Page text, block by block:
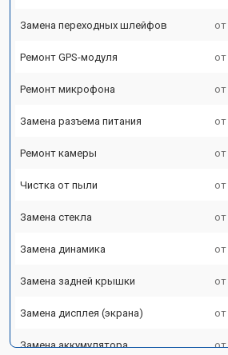
Замена переходных шлейфов
Ремонт GPS-модуля
Ремонт микрофона
Замена разъема питания
Ремонт камеры
Чистка от пыли
Замена стекла
Замена динамика
Замена задней крышки
Замена дисплея (экрана)
Замена аккумулятора от